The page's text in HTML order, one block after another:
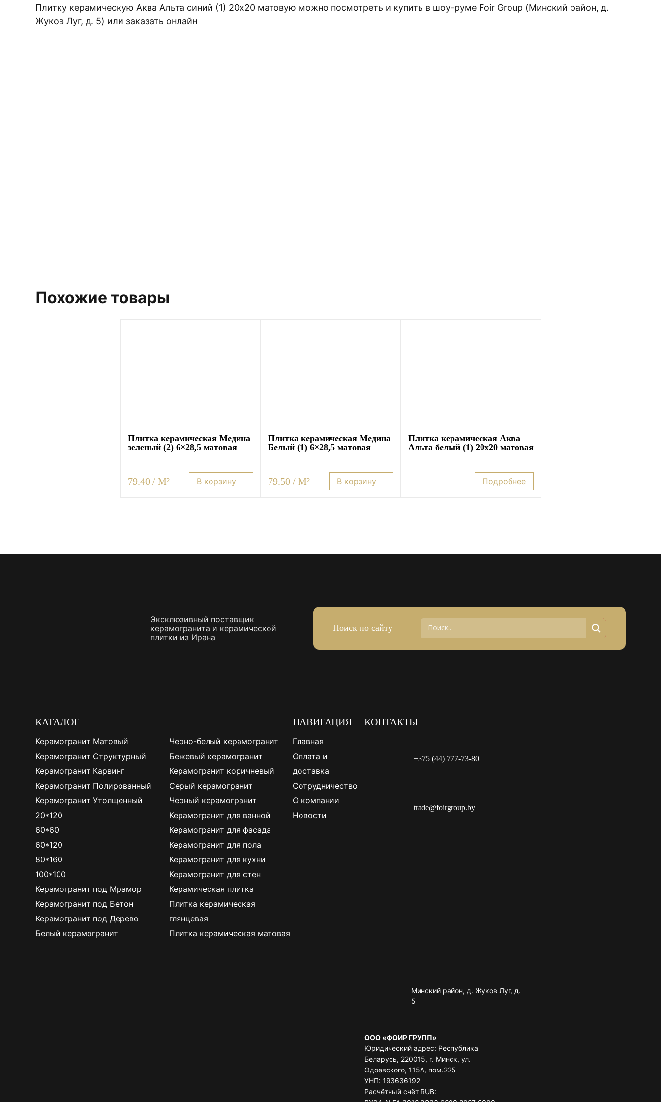
Плитку керамическую Аква Альта синий (1) 20х20 матовую можно посмотреть и купить в шоу-руме Foir Group (Минский район, д.
Жуков Луг, д. 5) или заказать онлайн
Похожие товары
Плитка керамическая Медина
зеленый (2) 6×28,5 матовая
79.40 / M² В корзину
Плитка керамическая Медина
Белый (1) 6×28,5 матовая
79.50 / M² В корзину
Плитка керамическая Аква
Альта белый (1) 20х20 матовая
Подробнее
Эксклюзивный поставщик
керамогранита и керамической
плитки из Ирана
Поиск по сайту
КАТАЛОГ
Керамогранит Матовый
Керамогранит Структурный
Керамогранит Карвинг
Керамогранит Полированный
Керамогранит Утолщенный
20*120
60*60
60*120
80*160
100*100
Керамогранит под Мрамор
Керамогранит под Бетон
Керамогранит под Дерево
Белый керамогранит
Черно-белый керамогранит
Бежевый керамогранит
Керамогранит коричневый
Серый керамогранит
Черный керамогранит
Керамогранит для ванной
Керамогранит для фасада
Керамогранит для пола
Керамогранит для кухни
Керамогранит для стен
Керамическая плитка
Плитка керамическая
глянцевая
Плитка керамическая матовая
НАВИГАЦИЯ
Главная
Оплата и
доставка
Сотрудничество
О компании
Новости
КОНТАКТЫ
+375 (44) 777-73-80
trade@foirgroup.by
Минский район, д. Жуков Луг, д.
5
ООО «ФОИР ГРУПП»
Юридический адрес: Республика
Беларусь, 220015, г. Минск, ул.
Одоевского, 115А, пом.225
УНП: 193636192
Расчётный счёт RUB:
Плитка керамическая матовая